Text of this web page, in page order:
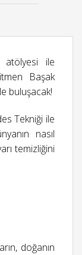
atölyesi ile
Başak
buluşacak!
Tekniği ile
nasıl
temizliğini
doğanın